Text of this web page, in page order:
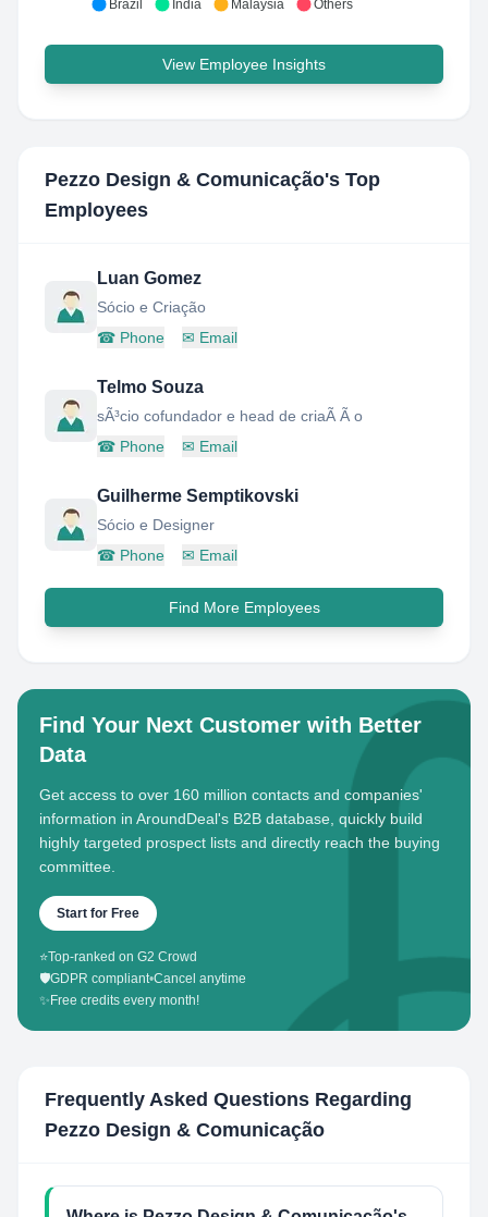
Brazil India Malaysia Others
View Employee Insights
Pezzo Design & Comunicação's Top
Employees
Luan Gomez
Sócio e Criação
☎ Phone ✉ Email
Telmo Souza
sÃ³cio cofundador e head de criaÃ Ã o
☎ Phone ✉ Email
Guilherme Semptikovski
Sócio e Designer
☎ Phone ✉ Email
Find More Employees
Find Your Next Customer with Better
Data
Get access to over 160 million contacts and companies'
information in AroundDeal's B2B database, quickly build
highly targeted prospect lists and directly reach the buying
committee.
Start for Free
⭐Top-ranked on G2 Crowd
🛡️GDPR compliant•Cancel anytime
✨ Free credits every month!
Frequently Asked Questions Regarding
Pezzo Design & Comunicação